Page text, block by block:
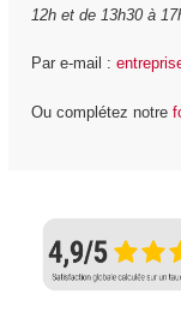
12h et de 13h30 à
Par e-mail :
Ou complétez notre